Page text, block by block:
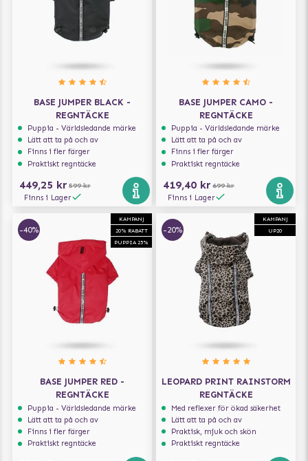
BASE JUMPER BLACK -
REGNTÄCKE
Puppia - Världsledande märke
Lätt att ta på och av
Finns i fler färger
Praktiskt regntäcke
449,25 kr 599 kr
Finns i Lager
BASE JUMPER CAMO -
REGNTÄCKE
Puppia - Världsledande märke
Lätt att ta på och av
Finns i fler färger
Praktiskt regntäcke
419,40 kr 699 kr
Finns i Lager
KAMPANJ
20% RABATT
PUPPIA 25%
-40%
BASE JUMPER RED -
REGNTÄCKE
Puppia - Världsledande märke
Lätt att ta på och av
Finns i fler färger
Praktiskt regntäcke
KAMPANJ
UP20
-20%
LEOPARD PRINT RAINSTORM
REGNTÄCKE
Med reflexer för ökad säkerhet
Lätt att ta på och av
Praktisk, mjuk och skön
Praktiskt regntäcke